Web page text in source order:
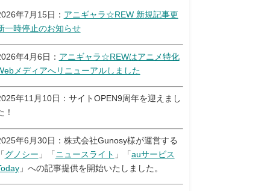
年7月15日： アニギャラ☆REW 新規記事更
一時停止のお知らせ
年4月6日： アニギャラ☆REWはアニメ特化
メディアへリニューアルしました
年11月10日：サイトOPEN9周年を迎えまし
！
年6月30日：株式会社Gunosy様が運営する
グノシー 」「 ニュースライト 」「auサービス
」への記事提供を開始いたしました。